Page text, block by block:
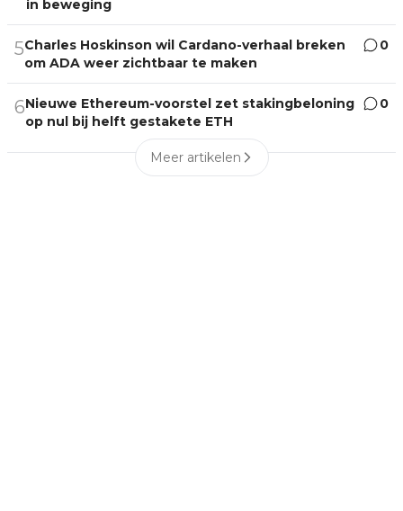
in beweging
5Charles Hoskinson wil Cardano-verhaal breken
om ADA weer zichtbaar te maken
0
6Nieuwe Ethereum-voorstel zet stakingbeloning
op nul bij helft gestakete ETH
0
Meer artikelen